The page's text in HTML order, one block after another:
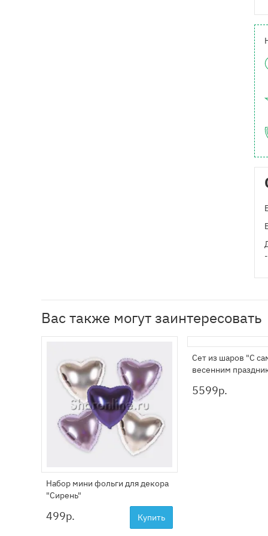
Вас также могут заинтересовать
Набор мини фольги для декора
"Сирень"
499р. Купить
Сет из шаров "С
весенним
5599р.